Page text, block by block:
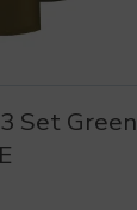
Set Green